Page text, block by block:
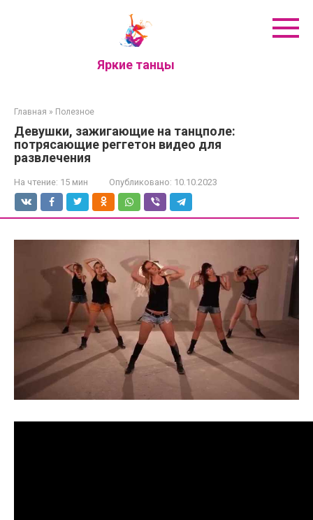
Яркие танцы
Главная » Полезное
Девушки, зажигающие на танцполе:
потрясающие реггетон видео для
развлечения
На чтение: 15 мин Опубликовано: 10.10.2023